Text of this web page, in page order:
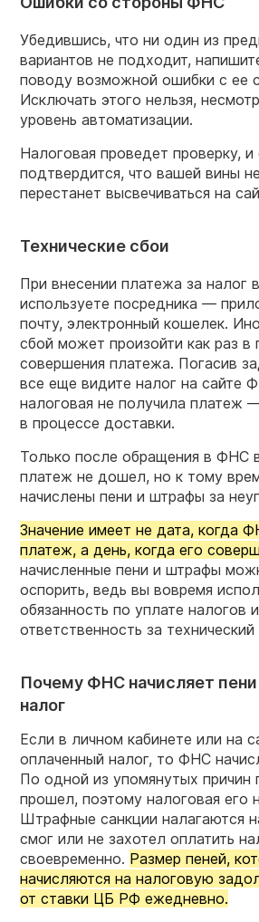
Убедившись, что ни один из
вариантов не подходит,
поводу возможной ошибки с ее
Исключать этого нельзя,
уровень автоматизации.
Налоговая проведет проверку, и
подтвердится, что вашей вины
перестанет высвечиваться на
Технические сбои
При внесении платежа за налог
используете посредника —
почту, электронный кошелек.
сбой может произойти как раз в
совершения платежа. Погасив
все еще видите налог на сайте
налоговая не получила платеж
в процессе доставки.
Только после обращения в ФНС
платеж не дошел, но к тому
начислены пени и штрафы за
Значение имеет не дата, когда
платеж, а день, когда его
начисленные пени и штрафы
оспорить, ведь вы вовремя
обязанность по уплате налогов
ответственность за технический
Почему ФНС начисляет пени
налог
Если в личном кабинете или на
оплаченный налог, то ФНС
По одной из упомянутых причин
прошел, поэтому налоговая его
Штрафные санкции налагаются
смог или не захотел оплатить
своевременно. Размер пеней,
начисляются на налоговую
от ставки ЦБ РФ ежедневно.